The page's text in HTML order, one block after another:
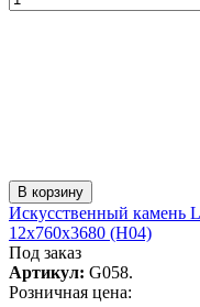
В корзину
Искусcтвенный камень
12x760x3680 (Н04)
Под заказ
Артикул: G058.
Розничная цена: